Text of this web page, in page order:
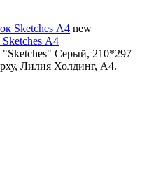
new
Sketches А4
"Sketches" Серый, 210*297
Лилия Холдинг, А4.